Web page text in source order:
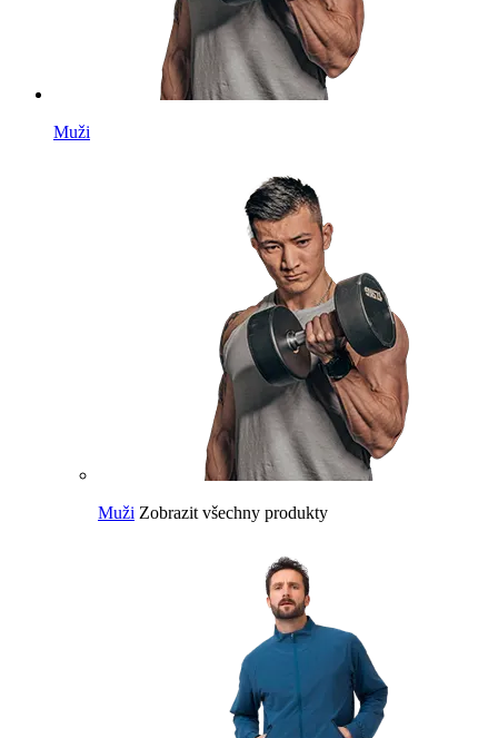
Muži
Muži Zobrazit všechny produkty